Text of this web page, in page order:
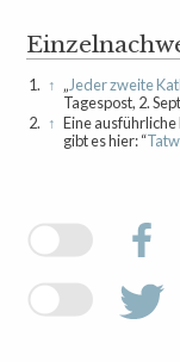
1. ↑ „Jeder zweite
Tagespost, 2.
2. ↑ Eine
gibt es hier: “